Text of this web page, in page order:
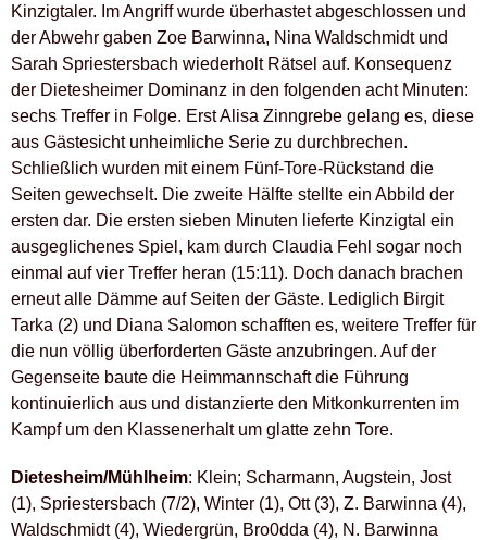
Kinzigtaler. Im Angriff wurde überhastet abgeschlossen und
der Abwehr gaben Zoe Barwinna, Nina Waldschmidt und
Sarah Spriestersbach wiederholt Rätsel auf. Konsequenz
der Dietesheimer Dominanz in den folgenden acht Minuten:
sechs Treffer in Folge. Erst Alisa Zinngrebe gelang es, diese
aus Gästesicht unheimliche Serie zu durchbrechen.
Schließlich wurden mit einem Fünf-Tore-Rückstand die
Seiten gewechselt. Die zweite Hälfte stellte ein Abbild der
ersten dar. Die ersten sieben Minuten lieferte Kinzigtal ein
ausgeglichenes Spiel, kam durch Claudia Fehl sogar noch
einmal auf vier Treffer heran (15:11). Doch danach brachen
erneut alle Dämme auf Seiten der Gäste. Lediglich Birgit
Tarka (2) und Diana Salomon schafften es, weitere Treffer für
die nun völlig überforderten Gäste anzubringen. Auf der
Gegenseite baute die Heimmannschaft die Führung
kontinuierlich aus und distanzierte den Mitkonkurrenten im
Kampf um den Klassenerhalt um glatte zehn Tore.
Dietesheim/Mühlheim: Klein; Scharmann, Augstein, Jost
(1), Spriestersbach (7/2), Winter (1), Ott (3), Z. Barwinna (4),
Waldschmidt (4), Wiedergrün, Bro0dda (4), N. Barwinna